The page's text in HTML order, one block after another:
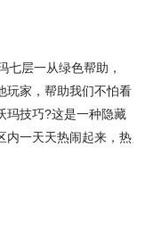
层一从绿色帮助，
家，帮助我们不怕看
玛技巧?这是一种隐藏
内一天天热闹起来，热